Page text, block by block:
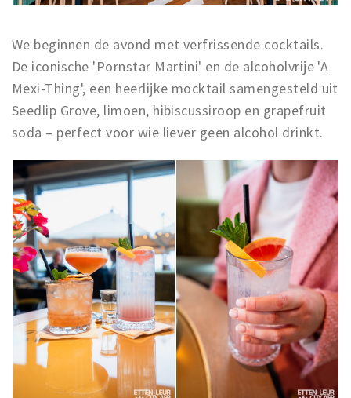
We beginnen de avond met verfrissende cocktails.
De iconische 'Pornstar Martini' en de alcoholvrije 'A
Mexi-Thing', een heerlijke mocktail samengesteld uit
Seedlip Grove, limoen, hibiscussiroop en grapefruit
soda – perfect voor wie liever geen alcohol drinkt.